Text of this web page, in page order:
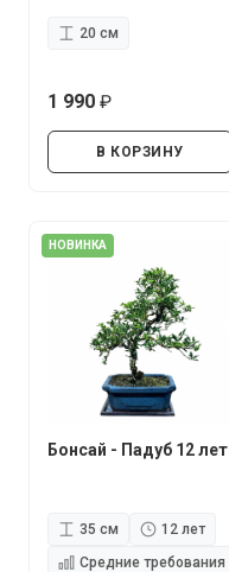
20 см
1 990
В КОРЗИНУ
НОВИНКА
Бонсай - Падуб 12 лет
35 см
12 лет
Средние требования